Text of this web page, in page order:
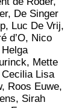
De Singer
Luc De Vrij,
d’O, Nico
Mette
Lisa
Roos Euwe,
Sirah